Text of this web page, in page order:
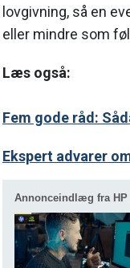
lovgivning, så en
eller mindre som
Læs også:
Fem gode råd:
Ekspert advarer
Annonceindlæg fra HP